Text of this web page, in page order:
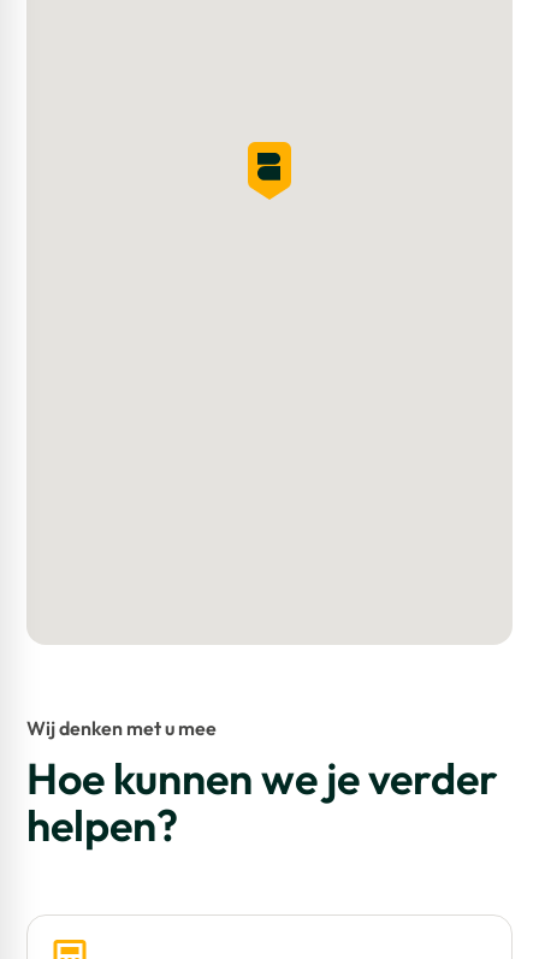
Wij denken met u mee
Hoe kunnen we je verder
helpen?